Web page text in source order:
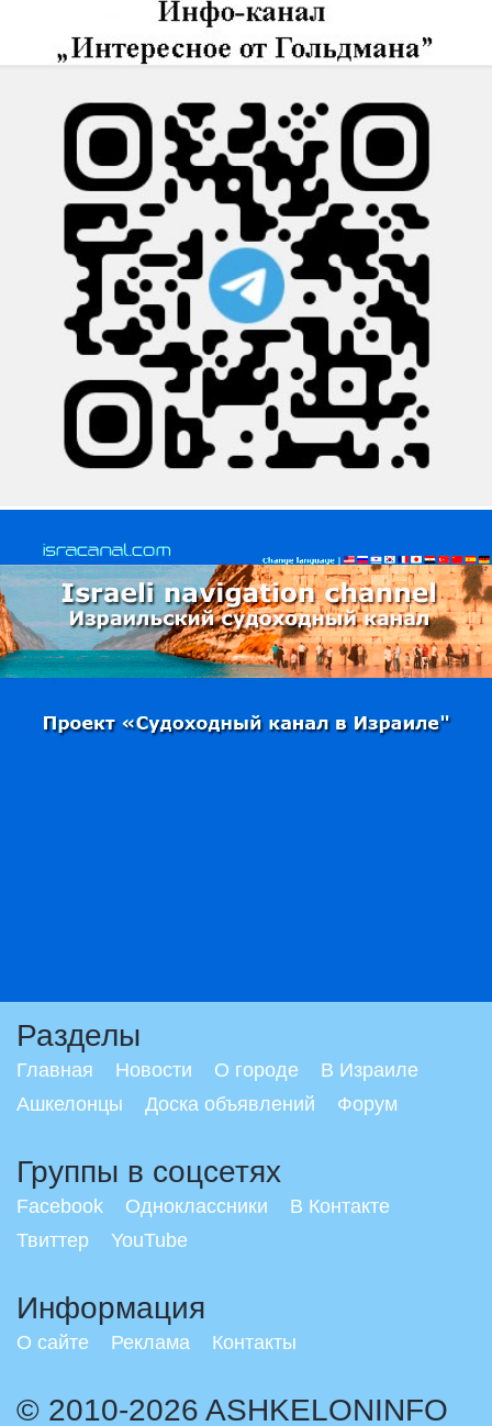
Разделы
Главная Новости О городе
В Израиле
Ашкелонцы
Доска объявлений Форум
Группы в соцсетях
Facebook Одноклассники
В Контакте
Твиттер
YouTube
Информация
О сайте Реклама Контакты
© 2010-2026 ASHKELONINFO